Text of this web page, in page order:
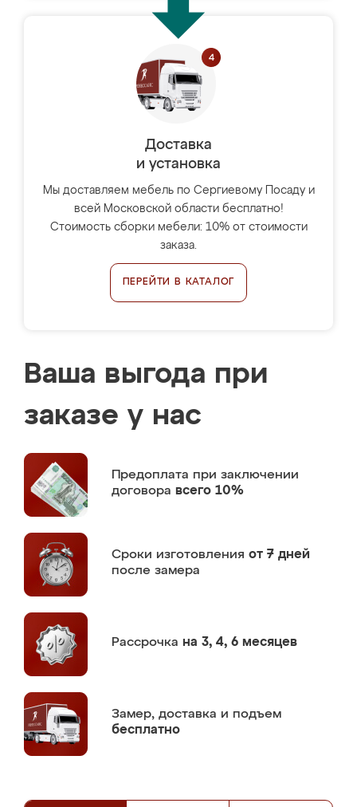
Доставка
и установка
Мы доставляем мебель по Сергиевому Посаду и
всей Московской области бесплатно!
Стоимость сборки мебели: 10% от стоимости
заказа.
ПЕРЕЙТИ В КАТАЛОГ
Ваша выгода при
заказе у нас
Предоплата при заключении
договора всего 10%
Сроки изготовления от 7 дней
после замера
Рассрочка на 3, 4, 6 месяцев
Замер, доставка и подъем
бесплатно